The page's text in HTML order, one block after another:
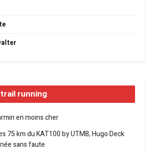
running
en moins cher
75 km du KAT100 by UTMB, Hugo Deck
sans faute